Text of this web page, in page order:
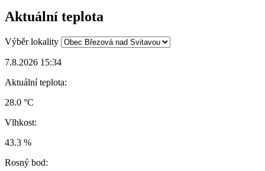
Aktuální teplota
Výběr lokality
7.8.2026 15:34
Aktuální teplota:
28.0 °C
Vlhkost:
43.3 %
Rosný bod: